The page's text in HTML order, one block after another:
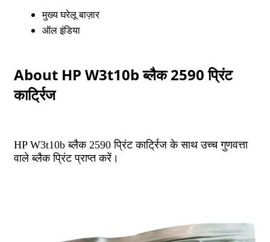
मुख्य घरेलू बाज़ार
ऑल इंडिया
About HP W3t10b ब्लैक 2590 प्रिंट
कार्ट्रिज
HP W3t10b ब्लैक 2590 प्रिंट कार्ट्रिज के साथ उच्च गुणवत्ता
वाले ब्लैक प्रिंट प्राप्त करें।